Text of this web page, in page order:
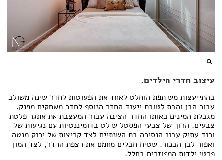
עיצוב חדרי הילדים:
בהתייעצות משותפת הוחלט לאחד את הפעוטות לחדר שינה משולב
עבור הבן והבת לטובת ייעוד החדר הנוסף לחדר משחקים מפנק.
מגבלת המינים באותו החדר הציבה עבור המעצבת את אתגר פלטת
צבעים. הרוך של צבעי הפסטל שולט בדומיננטיות עם נגיעות של
ורוד עתיק עבור הנסיכה בת השנתיים לצד קריצות של ירוק מנטה
ואפור לבן הבכור. שטיח חבלים מחמם את רצפת החדר, לצד המון
פרטי ילדות המפוזרים בחלל.